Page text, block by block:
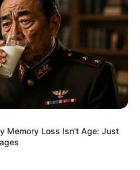
Memory Loss Isn't Age: Just